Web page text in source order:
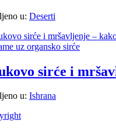
u: Deserti
sirće i
u: Ishrana